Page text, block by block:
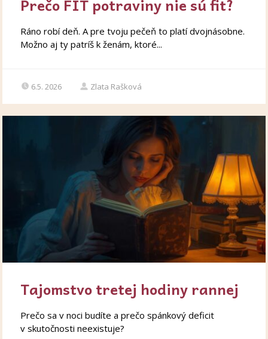
Ráno robí deň. A pre tvoju pečeň to platí dvojnásobne.
Možno aj ty patríš k ženám, ktoré...
6.5. 2026 Zlata Rašková
Tajomstvo tretej hodiny rannej
Prečo sa v noci budíte a prečo spánkový deficit
v skutočnosti neexistuje?